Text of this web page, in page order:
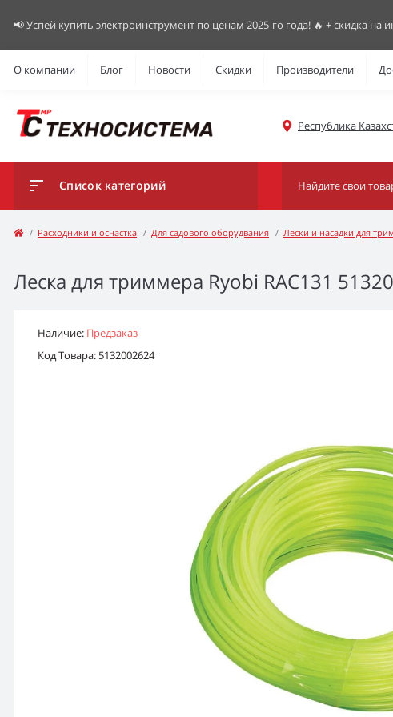
📢 Успей купить электроинструмент по ценам 2025-го года! 🔥 + скидка на
О компании Блог Новости Скидки Производители
Республика
Список категорий
Расходники и оснастка Для садового оборудвания Лески и насадки для
Леска для триммера Ryobi RAC131
Наличие: Предзаказ
Код Товара: 5132002624